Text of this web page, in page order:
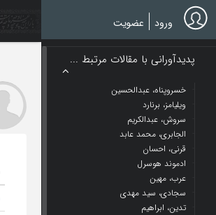
Skip
to
main
ورود عضویت
پدیدآورانی با مقالات مرتبط ...
خسروپناه، عبدالحسین
ویلیامز، برنارد
سروش، عبدالکریم
الجابری، محمد عابد
قرنی، احسان
ادموند هوسرل
عرب، مهین
سجادی، سید مهدی
تدین، ابراهیم